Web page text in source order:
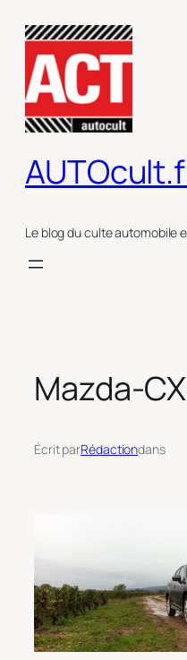
contenu
Le blog du culte automobile
Mazda-
Écrit parRédactiondans